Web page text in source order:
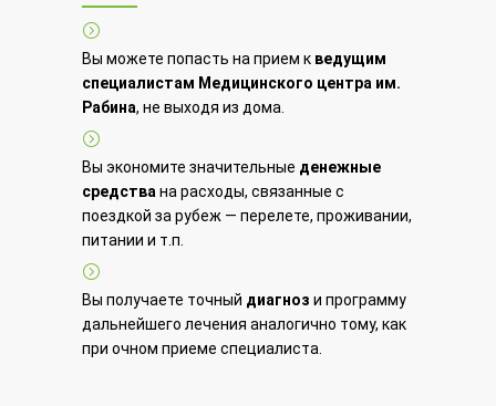
Вы можете попасть на прием к ведущим
специалистам Медицинского центра им.
Рабина, не выходя из дома.
Вы экономите значительные денежные
средства на расходы, связанные с
поездкой за рубеж — перелете, проживании,
питании и т.п.
Вы получаете точный диагноз и программу
дальнейшего лечения аналогично тому, как
при очном приеме специалиста.